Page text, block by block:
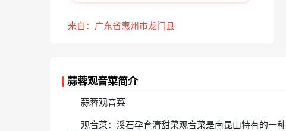
来自：广东省惠州市龙门县
蒜蓉观音菜简介
蒜蓉观音菜
观音菜：溪石孕育清甜菜观音菜是南昆山特有的一